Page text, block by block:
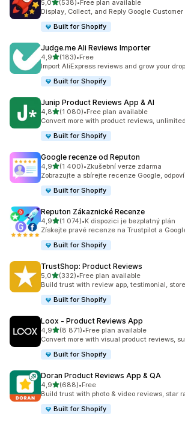
5,0z 5 hvězd
(538)
Celkový počet recenzí: 538
•Free plan available
Display, Collect, and Reply Google
Built for Shopify
Judge.me Ali Reviews Importer
4,9z 5 hvězd
(183)
Celkový počet recenzí: 183
•Free
Import AliExpress reviews and grow your
Built for Shopify
Junip Product Reviews App & AI
4,8z 5 hvězd
(1 080)
Celkový počet recenzí: 1080
•Free plan available
Convert more with product reviews,
Built for Shopify
Google recenze od Reputon
4,9z 5 hvězd
(1 400)
Celkový počet recenzí: 1400
•Zkušební verze zdarma
Zobrazujte a sbírejte recenze Google,
Built for Shopify
Reputon Zákaznické Recenze
4,9z 5 hvězd
(1 074)
Celkový počet recenzí: 1074
•K dispozici je bezplatný plán
Získejte pravé recenze na Trustpilot a
Built for Shopify
TrustShop: Product Reviews
5,0z 5 hvězd
(332)
Celkový počet recenzí: 332
•Free plan available
Build trust with review app, testimonial,
Built for Shopify
Loox ‑ Product Reviews App
4,9z 5 hvězd
(8 871)
Celkový počet recenzí: 8871
•Free plan available
Convert more with visual product reviews,
Built for Shopify
Doran Product Reviews App & QA
4,9z 5 hvězd
(688)
Celkový počet recenzí: 688
•Free
Build trust with photo & video reviews, star
Built for Shopify